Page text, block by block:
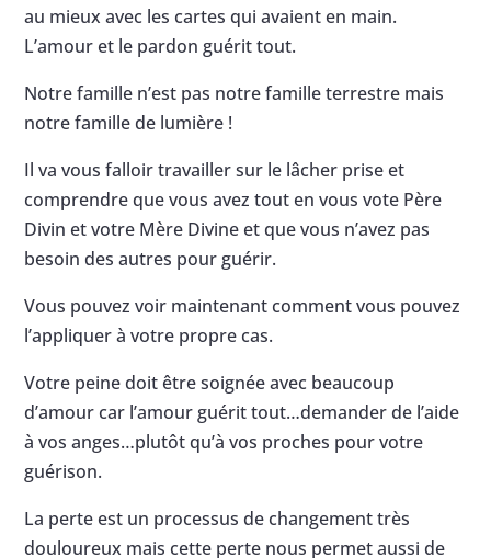
au mieux avec les cartes qui avaient en main.
L’amour et le pardon guérit tout.
Notre famille n’est pas notre famille terrestre mais
notre famille de lumière !
Il va vous falloir travailler sur le lâcher prise et
comprendre que vous avez tout en vous vote Père
Divin et votre Mère Divine et que vous n’avez pas
besoin des autres pour guérir.
Vous pouvez voir maintenant comment vous pouvez
l’appliquer à votre propre cas.
Votre peine doit être soignée avec beaucoup
d’amour car l’amour guérit tout…demander de l’aide
à vos anges…plutôt qu’à vos proches pour votre
guérison.
La perte est un processus de changement très
douloureux mais cette perte nous permet aussi de